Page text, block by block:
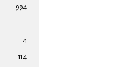
994
4
114